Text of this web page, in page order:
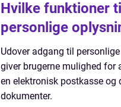
Hvilke funktioner
personlige
Udover adgang til
giver brugerne mulighed for
en elektronisk postkasse
dokumenter.